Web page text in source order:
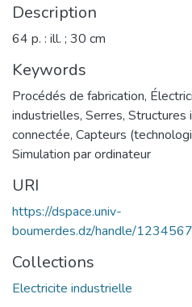
Description
64 p. : ill. ; 30 cm
Keywords
Procédés de fabrication,
industrielles, Serres, Structures
connectée, Capteurs
Simulation par ordinateur
URI
https://dspace.univ-
boumerdes.dz/handle/
Collections
Electricite industrielle